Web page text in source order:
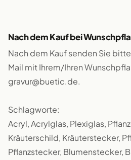
Nach dem Kauf bei
Nach dem Kauf senden Sie
Mail mit Ihrem/Ihren
gravur@buetic.de.
Schlagworte:
Acryl, Acrylglas, Plexiglas,
Kräuterschild, Kräuterstecker,
Pflanzstecker, Blumenstecker,